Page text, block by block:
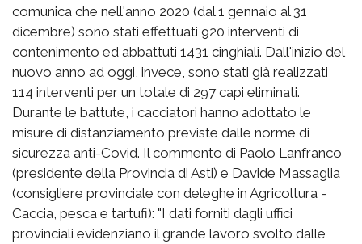
comunica che nell'anno 2020 (dal 1 gennaio al 31
dicembre) sono stati effettuati 920 interventi di
contenimento ed abbattuti 1431 cinghiali. Dall'inizio del
nuovo anno ad oggi, invece, sono stati già realizzati
114 interventi per un totale di 297 capi eliminati.
Durante le battute, i cacciatori hanno adottato le
misure di distanziamento previste dalle norme di
sicurezza anti-Covid. Il commento di Paolo Lanfranco
(presidente della Provincia di Asti) e Davide Massaglia
(consigliere provinciale con deleghe in Agricoltura -
Caccia, pesca e tartufi): "I dati forniti dagli uffici
provinciali evidenziano il grande lavoro svolto dalle